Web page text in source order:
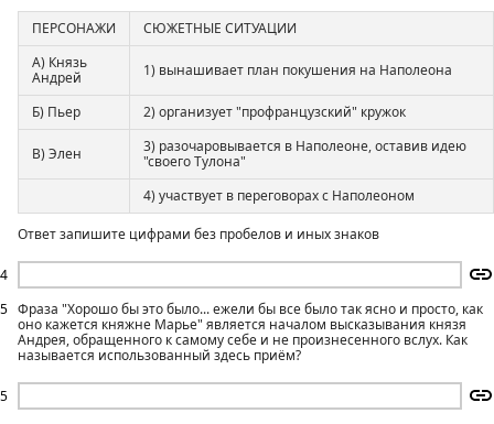
4
ПЕРСОНАЖИ
СЮЖЕТНЫЕ СИТУАЦИИ
А) Князь
Андрей
1) вынашивает план покушения на Наполеона
Б) Пьер 2) организует "профранцузский" кружок
В) Элен
3) разочаровывается в Наполеоне, оставив идею
"своего Тулона"
4) участвует в переговорах с Наполеоном
Ответ запишите цифрами без пробелов и иных знаков
5
5
Фраза "Хорошо бы это было... ежели бы все было так ясно и просто, как
оно кажется княжне Марье" является началом высказывания князя
Андрея, обращенного к самому себе и не произнесенного вслух. Как
называется использованный здесь приём?